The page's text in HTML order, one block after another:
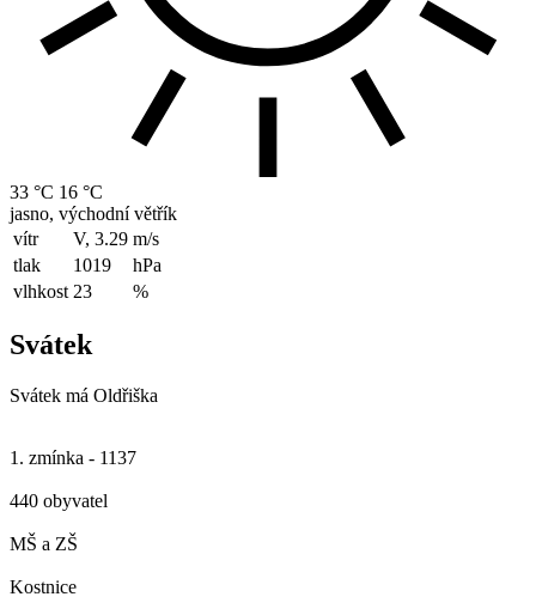
33 °C 16 °C
jasno, východní větřík
vítr
V, 3.29 m/s
tlak
1019
hPa
vlhkost 23 %
Svátek
Svátek má Oldřiška
1. zmínka - 1137
440 obyvatel
MŠ a ZŠ
Kostnice